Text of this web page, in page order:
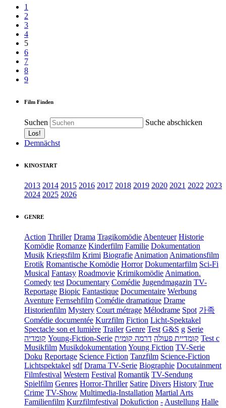
1
2
3
4
5
6
7
8
9
Film Finden
Suchen Suche abschicken
Demnächst
KINOSTART
2013 2014 2015 2016 2017 2018 2019 2020 2021 2022 2023
2024 2025 2026
GENRE
Action Thriller Drama Tragikomödie Abenteuer Historie
Komödie Romanze Kinderfilm Familie Dokumentation
Musik Kriegsfilm Krimi Biografie Animation Animationsfilm
Erotik Romantische Komödie Horror Dokumentarfilm Sci-Fi
Musical Fantasy Roadmovie Krimikomödie Animation.
Comedy test Documentary Comédie Jugendmagazin TV-
Reportage Biopic Fantastique Documentaire Werbung
Aventure Fernsehfilm Comédie dramatique Drame
Historienfilm Mystery Court métrage Mélodrame Spot 가족
Comédie documentée Kurzfilm Fiction Licht-Spektakel
Spectacle son et lumière Trailer Genre Test G&S g Serie
קומדיה Young-Fiction-Serie קומדיית פעולה דרמה קומית
Test c
Musikfilm Musikdokumentation Young Fiction TV-Serie
Doku Reportage Science Fiction Tanzfilm Science-Fiction
Lichtspektakel sdf Drama TV-Serie Biographie Docutainment
Filmfestival Western Festival Romantik TV-Sendung
Spielfilm Genres Horror-Thriller Satire Divers History True
Crime TV-Show Multimedia-Installation Martial Arts
Familienfilm Kurzfilmfestival Dokufiction - Austellung Halle